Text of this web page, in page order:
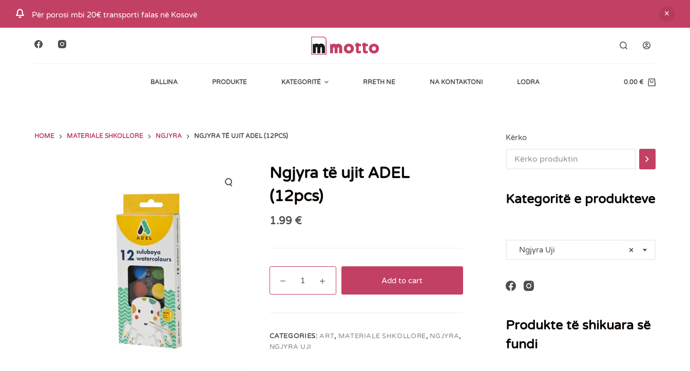
k
Për porosi mbi 20€ transporti falas në Kosovë
BALLINA PRODUKTE KATEGORITË RRETH NE NA KONTAKTONI LODRA
Shopping
0.00€
HOME MATERIALE SHKOLLORE NGJYRA NGJYRA TË UJIT ADEL (12PCS)
Ngjyra të ujit ADEL
(12pcs)
1.99 €
ujit
quantity
Add to cart
CATEGORIES:ART, MATERIALE SHKOLLORE, NGJYRA,
NGJYRA UJI
Kërko
Kategoritë e produkteve
×
Ngjyra Uji
Produkte të shikuara së
fundi